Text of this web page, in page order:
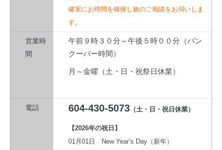
確実にお時間を確保し旅のご相談をお伺いしま
す。
営業時
間
午前９時３０分～午後５時００分（バン
クーバー時間）
月～金曜（土・日・祝祭日休業）
電話 604-430-5073 （土・日・祝日休業）
【2026年の祝日】
01月01日 New Year’s Day（新年）